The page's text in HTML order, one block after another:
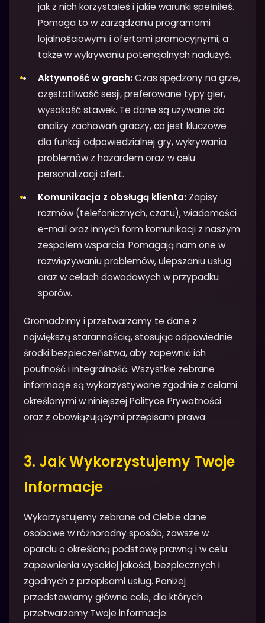
jak z nich korzystałeś i jakie warunki spełniłeś.
Pomaga to w zarządzaniu programami
lojalnościowymi i ofertami promocyjnymi, a
także w wykrywaniu potencjalnych nadużyć.
Aktywność w grach:Czas spędzony na grze,
częstotliwość sesji, preferowane typy gier,
wysokość stawek. Te dane są używane do
analizy zachowań graczy, co jest kluczowe
dla funkcji odpowiedzialnej gry, wykrywania
problemów z hazardem oraz w celu
personalizacji ofert.
Komunikacja z obsługą klienta: Zapisy
rozmów (telefonicznych, czatu), wiadomości
e-mail oraz innych form komunikacji z naszym
zespołem wsparcia. Pomagają nam one w
rozwiązywaniu problemów, ulepszaniu usług
oraz w celach dowodowych w przypadku
sporów.
Gromadzimy i przetwarzamy te dane z
największą starannością, stosując odpowiednie
środki bezpieczeństwa, aby zapewnić ich
poufność i integralność. Wszystkie zebrane
informacje są wykorzystywane zgodnie z celami
określonymi w niniejszej Polityce Prywatności
oraz z obowiązującymi przepisami prawa.
3. Jak Wykorzystujemy Twoje
Informacje
Wykorzystujemy zebrane od Ciebie dane
osobowe w różnorodny sposób, zawsze w
oparciu o określoną podstawę prawną i w celu
zapewnienia wysokiej jakości, bezpiecznych i
zgodnych z przepisami usług. Poniżej
przedstawiamy główne cele, dla których
przetwarzamy Twoje informacje: